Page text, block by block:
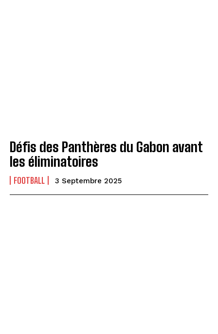
Défis des Panthères du Gabon avant
les éliminatoires
FOOTBALL 3 Septembre 2025